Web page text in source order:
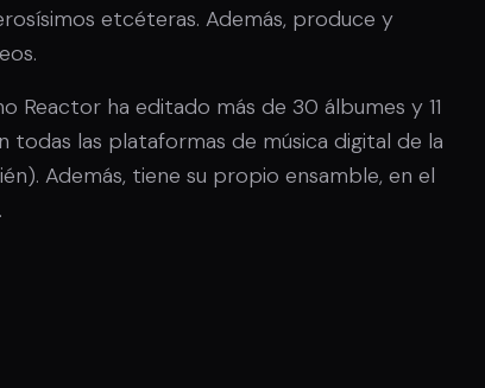
etcéteras. Además, produce y
Reactor ha editado más de 30 álbumes y 11
todas las plataformas de música digital de la
Además, tiene su propio ensamble, en el